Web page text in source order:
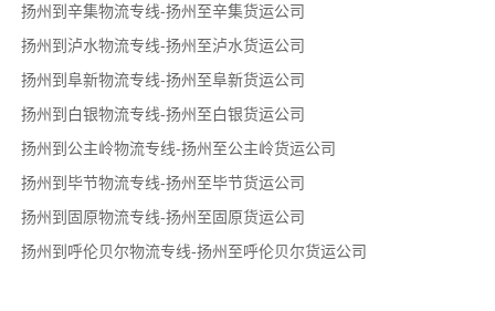
扬州到辛集物流专线-扬州至辛集货运公司
扬州到泸水物流专线-扬州至泸水货运公司
扬州到阜新物流专线-扬州至阜新货运公司
扬州到白银物流专线-扬州至白银货运公司
扬州到公主岭物流专线-扬州至公主岭货运公司
扬州到毕节物流专线-扬州至毕节货运公司
扬州到固原物流专线-扬州至固原货运公司
扬州到呼伦贝尔物流专线-扬州至呼伦贝尔货运公司